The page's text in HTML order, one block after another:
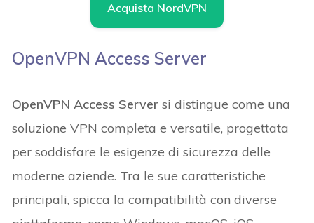
Acquista NordVPN
OpenVPN Access Server
OpenVPN Access Server si distingue come una
soluzione VPN completa e versatile, progettata
per soddisfare le esigenze di sicurezza delle
moderne aziende. Tra le sue caratteristiche
principali, spicca la compatibilità con diverse